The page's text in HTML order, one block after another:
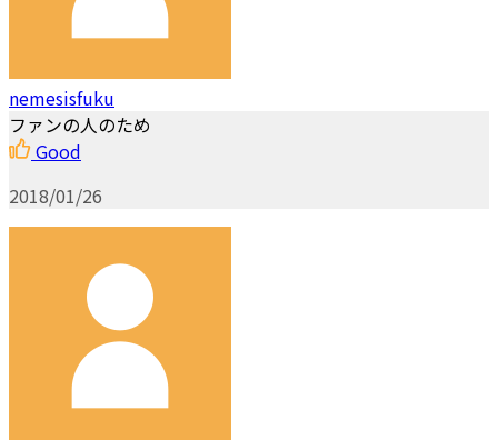
nemesisfuku
ファンの人のため
Good
2018/01/26